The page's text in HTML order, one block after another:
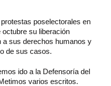
poselectorales en
su liberación
a sus derechos humanos y
de sus casos.
ido a la Defensoría del
varios escritos.